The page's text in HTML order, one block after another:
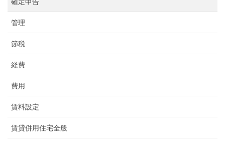
管理
節税
経費
費用
賃料設定
賃貸併用住宅全般